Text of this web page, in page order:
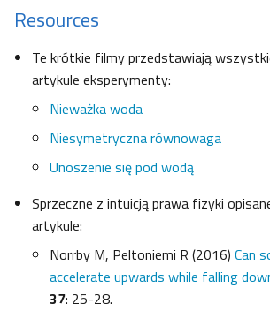
Resources
Te krótkie filmy przedstawiają
artykule eksperymenty:
Nieważka woda
Niesymetryczna równowaga
Unoszenie się pod wodą
Sprzeczne z intuicją prawa fizyki
artykule:
Norrby M, Peltoniemi R (2016) Can
accelerate upwards while falling
37: 25-28.